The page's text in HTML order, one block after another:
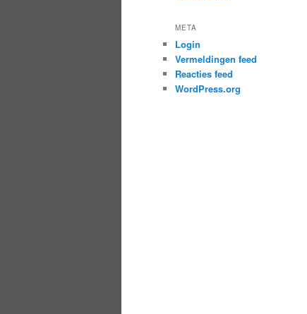
META
Login
Vermeldingen feed
Reacties feed
WordPress.org